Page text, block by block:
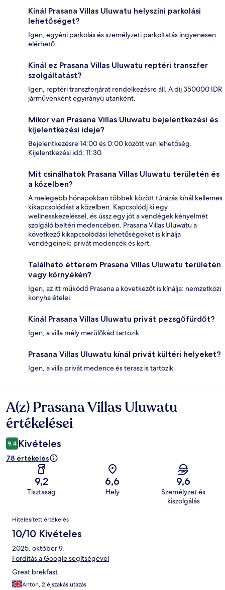
Kínál Prasana Villas Uluwatu helyszíni parkolási
lehetőséget?
Igen, egyéni parkolás és személyzeti parkoltatás ingyenesen
elérhető.
Kínál ez Prasana Villas Uluwatu reptéri transzfer
szolgáltatást?
Igen, reptéri transzferjárat rendelkezésre áll. A díj 350000 IDR
járművenként egyirányú utanként.
Mikor van Prasana Villas Uluwatu bejelentkezési és
kijelentkezési ideje?
Bejelentkezésre 14:00 és 0:00 között van lehetőség.
Kijelentkezési idő: 11:30.
Mit csinálhatok Prasana Villas Uluwatu területén és
a közelben?
A melegebb hónapokban többek között túrázás kínál kellemes
kikapcsolódást a közelben. Kapcsolódj ki egy
wellnesskezeléssel, és ússz egy jót a vendégek kényelmét
szolgáló beltéri medencében. Prasana Villas Uluwatu a
következő kikapcsolódási lehetőségeket is kínálja
vendégeinek: privát medencék és kert.
Található étterem Prasana Villas Uluwatu területén
vagy környékén?
Igen, az itt működő Prasana a következőt is kínálja: nemzetközi
konyha ételei.
Kínál Prasana Villas Uluwatu privát pezsgőfürdőt?
Igen, a villa mély merülőkád tartozik.
Prasana Villas Uluwatu kínál privát kültéri helyeket?
Igen, a villa privát medence és terasz is tartozik.
Értékelések
A(z) Prasana Villas Uluwatu
értékelései
9,4 Kivételes
78 értékelés
9,2
Tisztaság
6,6
Hely
9,6
Személyzet és
kiszolgálás
Értékelések
Hitelesített értékelés
10/10 Kivételes
2025. október 9.
Fordítás a Google segítségével
Great brekfast
Anton, 2 éjszakás utazás